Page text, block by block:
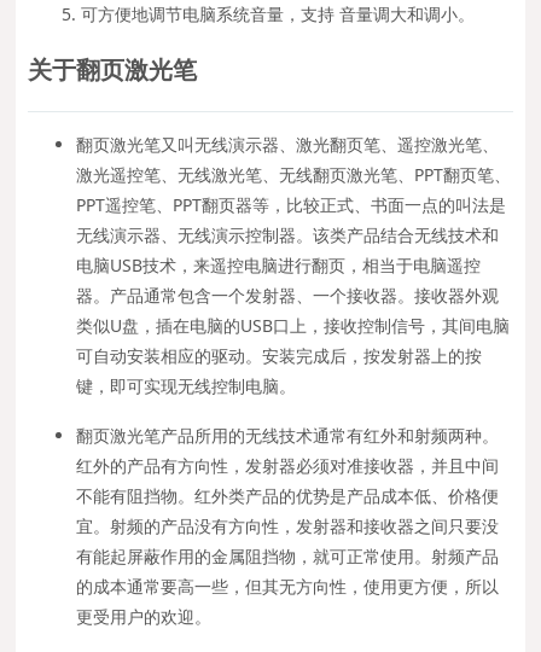
5. 可方便地调节电脑系统音量，支持 音量调大和调小。
关于翻页激光笔
翻页激光笔又叫无线演示器、激光翻页笔、遥控激光笔、
激光遥控笔、无线激光笔、无线翻页激光笔、PPT翻页笔、
PPT遥控笔、PPT翻页器等，比较正式、书面一点的叫法是
无线演示器、无线演示控制器。该类产品结合无线技术和
电脑USB技术，来遥控电脑进行翻页，相当于电脑遥控
器。产品通常包含一个发射器、一个接收器。接收器外观
类似U盘，插在电脑的USB口上，接收控制信号，其间电脑
可自动安装相应的驱动。安装完成后，按发射器上的按
键，即可实现无线控制电脑。
翻页激光笔产品所用的无线技术通常有红外和射频两种。
红外的产品有方向性，发射器必须对准接收器，并且中间
不能有阻挡物。红外类产品的优势是产品成本低、价格便
宜。射频的产品没有方向性，发射器和接收器之间只要没
有能起屏蔽作用的金属阻挡物，就可正常使用。射频产品
的成本通常要高一些，但其无方向性，使用更方便，所以
更受用户的欢迎。